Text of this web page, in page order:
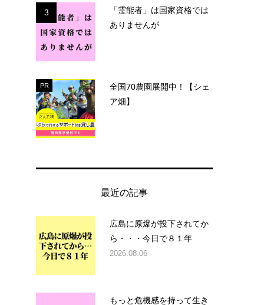
3
「霊能者」は国家資格では
ありませんが
PR
全国70農園展開中！【シェ
ア畑】
最近の記事
広島に原爆が投下されてか
ら・・・今日で８１年
2026.08.06
もっと危機感を持って生き